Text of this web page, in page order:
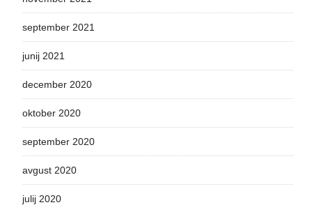
september 2021
junij 2021
december 2020
oktober 2020
september 2020
avgust 2020
julij 2020